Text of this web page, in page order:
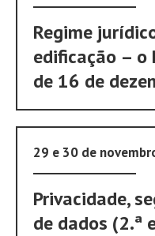
Regime
edificação –
de 16 de
29 e 30 de
Privacidade,
de dados (2.ª